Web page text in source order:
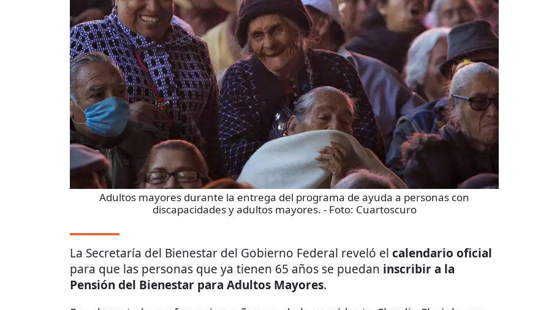
Adultos mayores durante la entrega del programa de ayuda a personas con
discapacidades y adultos mayores. - Foto: Cuartoscuro
La Secretaría del Bienestar del Gobierno Federal reveló el calendario oficial
para que las personas que ya tienen 65 años se puedan inscribir a la
Pensión del Bienestar para Adultos Mayores.